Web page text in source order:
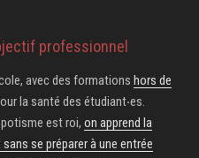
professionnel
avec des formations hors de
la santé des étudiant‧es.
est roi, on apprend la
se préparer à une entrée